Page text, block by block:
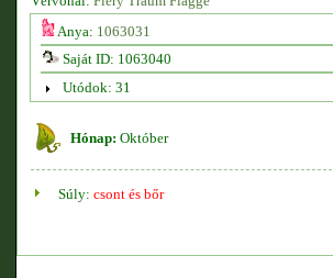
Anya: 1063031
Saját ID: 1063040
Utódok: 31
Hónap: Október
Súly: csont és bőr